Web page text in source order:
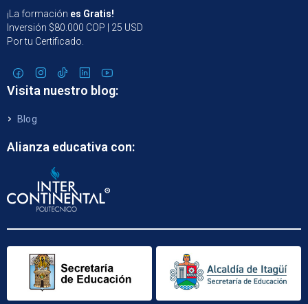
¡La formación es Gratis!
Inversión $80.000 COP | 25 USD
Por tu Certificado.
Visita nuestro blog:
Blog
Alianza educativa con: